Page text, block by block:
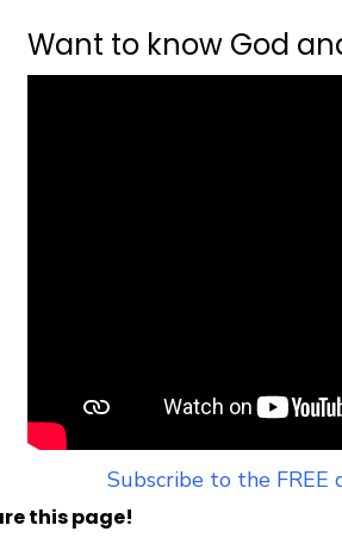
Want to know God
Subscribe to the FREE
this page!